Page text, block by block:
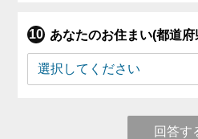
あなたのお住まい(都道
回答す